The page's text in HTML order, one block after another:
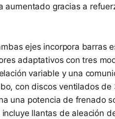
aumentado gracias a
ejes incorpora barras
adaptativos con tres
variable y una
con discos ventilados
una potencia de frenado
llantas de aleación